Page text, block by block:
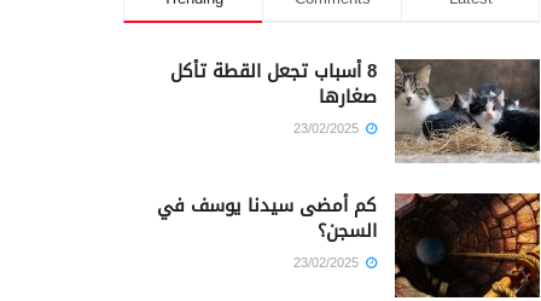
8 أسباب تجعل القطة تأكل
صغارها
كم أمضى سيدنا يوسف في
السجن؟